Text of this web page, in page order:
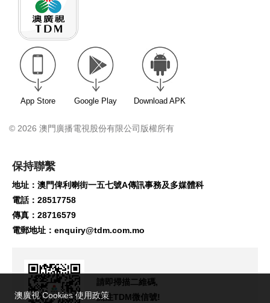
App Store Google Play Download APK
© 2026 澳門廣播電視股份有限公司版權所有
保持聯繫
地址：澳門俾利喇街一五七號A傳訊事務及多媒體科
電話：28517758
傳真：28716579
電郵地址： enquiry@tdm.com.mo
請即掃描二維碼,
關注TDM微信號!
澳廣視 Cookies 使用政策